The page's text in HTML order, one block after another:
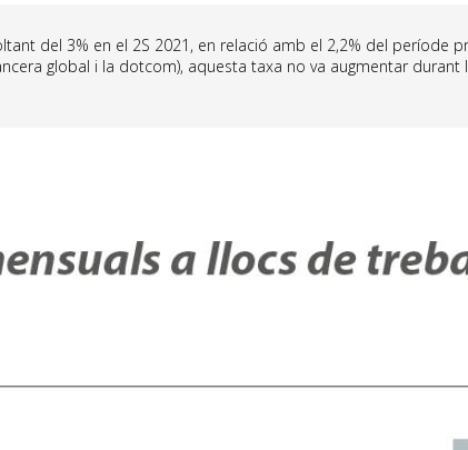
del 3% en el 2S 2021, en relació amb el 2,2% del període
global i la dotcom), aquesta taxa no va augmentar durant